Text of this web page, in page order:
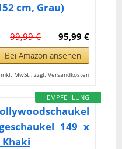
cm, Grau)
95,99 €
99,99 €
Bei Amazon ansehen
MwSt., zzgl. Versandkosten
EMPFEHLUNG
149 x
Khaki